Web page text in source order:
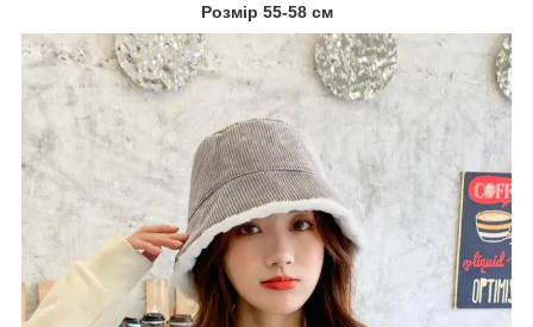
Розмір 55-58 см